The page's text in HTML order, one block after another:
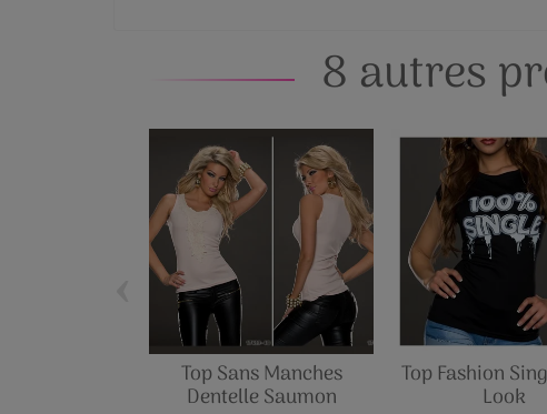
8 autres
Top Sans Manches
Dentelle Saumon
Top Fashion
Look